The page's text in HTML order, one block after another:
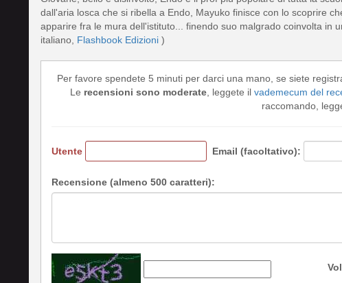
dall'aria losca che si ribella a Endo, Mayuko finisce con lo scoprire
apparire fra le mura dell'istituto... finendo suo malgrado coinvolta in
italiano, Flashbook Edizioni )
Per favore spendete 5 minuti per darci una mano, se siete
Le recensioni sono moderate , leggete il vademecum del
raccomando,
Utente Email (facoltativo):
Recensione (almeno 500 caratteri):